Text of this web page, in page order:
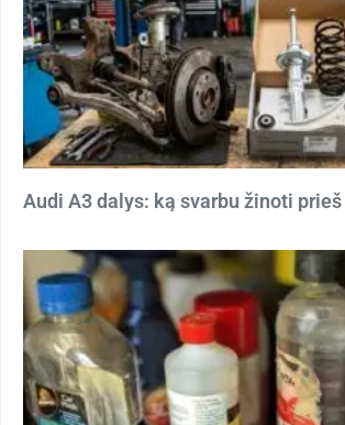
Audi A3 dalys: ką svarbu žinoti